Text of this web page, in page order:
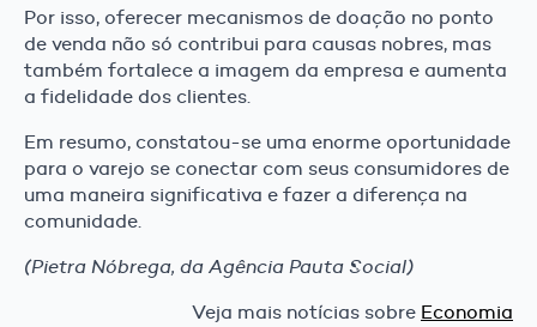
Por isso, oferecer mecanismos de doação no ponto
de venda não só contribui para causas nobres, mas
também fortalece a imagem da empresa e aumenta
a fidelidade dos clientes.
Em resumo, constatou-se uma enorme oportunidade
para o varejo se conectar com seus consumidores de
uma maneira significativa e fazer a diferença na
comunidade.
(Pietra Nóbrega, da Agência Pauta Social)
Veja mais notícias sobre Economia